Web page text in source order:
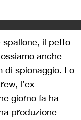
spallone, il petto
anche
di spionaggio. Lo
l’ex
giorno fa ha
produzione